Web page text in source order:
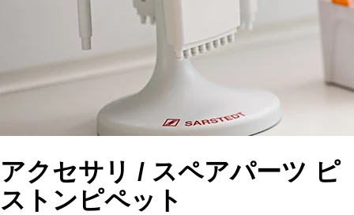
アクセサリ / スペアパーツ ピ
ストンピペット